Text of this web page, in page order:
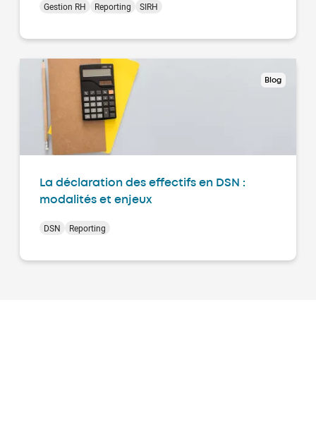
Gestion RH Reporting SIRH
Blog
La déclaration des effectifs en DSN :
modalités et enjeux
DSN Reporting